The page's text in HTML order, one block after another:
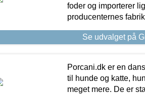
foder og importerer
producenternes
Se udvalget på
Porcani.dk er en
til hunde og katte,
meget mere. De er